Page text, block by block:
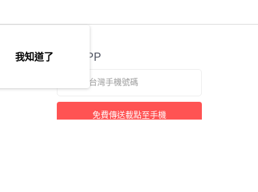
官方APP
免費傳送載點至手機
我知道了